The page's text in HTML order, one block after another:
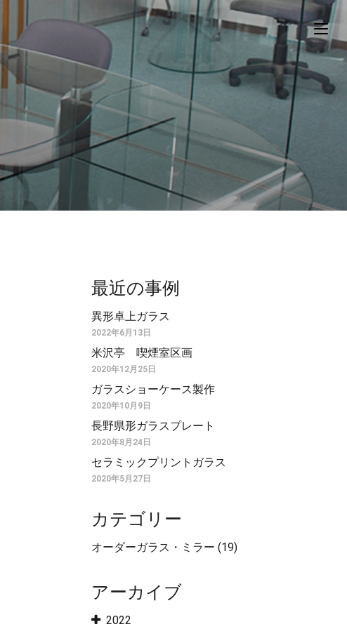
最近の事例
異形卓上ガラス
2022年6月13日
米沢亭 喫煙室区画
2020年12月25日
ガラスショーケース製作
2020年10月9日
長野県形ガラスプレート
2020年8月24日
セラミックプリントガラス
2020年5月27日
カテゴリー
オーダーガラス・ミラー (19)
アーカイブ
2022